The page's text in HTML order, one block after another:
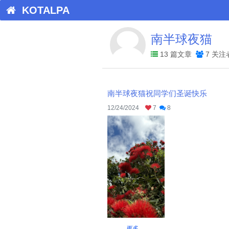
KOTALPA
南半球夜猫
13 篇文章 7 关
南半球夜猫祝同学们圣诞快乐
12/24/2024 7 8